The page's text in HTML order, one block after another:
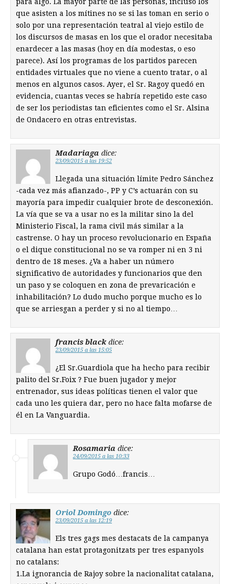
que asisten a los mítines no se si las toman en serio o
solo por una representación teatral al viejo estilo de
los discursos de masas en los que el orador necesitaba
enardecer a las masas (hoy en día modestas, o eso
parece). Así los programas de los partidos parecen
entidades virtuales que no viene a cuento tratar, o al
menos en algunos casos. Ayer, el Sr. Ragoy quedó en
evidencia, cuantas veces se habría repetido este caso
de ser los periodistas tan eficientes como el Sr. Alsina
de Ondacero en otras entrevistas.
Madariaga dice:
23/09/2015 a las 19:52
Llegada una situación límite Pedro Sánchez
-cada vez más afianzado-, PP y C’s actuarán con su
mayoría para impedir cualquier brote de desconexión.
La vía que se va a usar no es la militar sino la del
Ministerio Fiscal, la rama civil más similar a la
castrense. O hay un proceso revolucionario en España
o el dique constitucional no se va romper ni en 3 ni
dentro de 18 meses. ¿Va a haber un número
significativo de autoridades y funcionarios que den
un paso y se coloquen en zona de prevaricación e
inhabilitación? Lo dudo mucho porque mucho es lo
que se arriesgan a perder y si no al tiempo…
francis black dice:
23/09/2015 a las 15:05
¿El Sr.Guardiola que ha hecho para recibir
palito del Sr.Foix ? Fue buen jugador y mejor
entrenador, sus ideas políticas tienen el valor que
cada uno les quiera dar, pero no hace falta mofarse de
él en La Vanguardia.
Rosamaria dice:
24/09/2015 a las 10:33
Grupo Godó…francis…
Oriol Domingo dice:
23/09/2015 a las 12:19
Els tres gags mes destacats de la campanya
catalana han estat protagonitzats per tres espanyols
no catalans:
1.La ignorancia de Rajoy sobre la nacionalitat catalana,